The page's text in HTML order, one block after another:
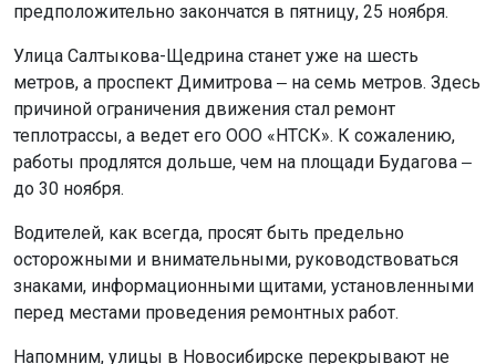
предположительно закончатся в пятницу, 25 ноября.
Улица Салтыкова-Щедрина станет уже на шесть
метров, а проспект Димитрова ‒ на семь метров. Здесь
причиной ограничения движения стал ремонт
теплотрассы, а ведет его ООО «НТСК». К сожалению,
работы продлятся дольше, чем на площади Будагова ‒
до 30 ноября.
Водителей, как всегда, просят быть предельно
осторожными и внимательными, руководствоваться
знаками, информационными щитами, установленными
перед местами проведения ремонтных работ.
Напомним, улицы в Новосибирске перекрывают не